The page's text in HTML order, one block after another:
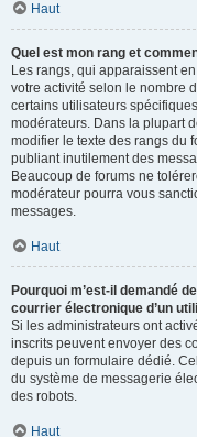
Haut
Quel est mon rang et
Les rangs, qui apparaissent
votre activité selon le nombre
certains utilisateurs
modérateurs. Dans la plupart
modifier le texte des rangs du
publiant inutilement des
Beaucoup de forums ne
modérateur pourra vous
messages.
Haut
Pourquoi m’est-il demandé
courrier électronique d’un
Si les administrateurs ont
inscrits peuvent envoyer des
depuis un formulaire dédié.
du système de messagerie
des robots.
Haut